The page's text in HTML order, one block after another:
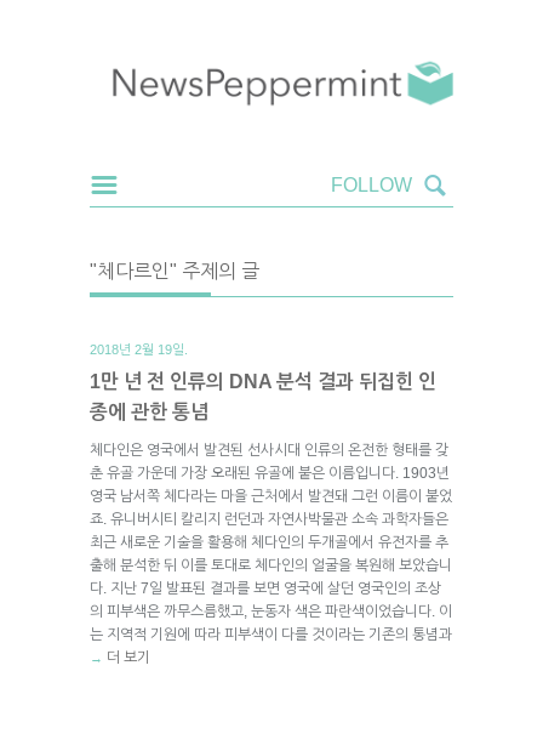
"체다르인" 주제의 글
2018년 2월 19일.
1만 년 전 인류의 DNA 분석 결과 뒤집힌 인
종에 관한 통념
체다인은 영국에서 발견된 선사시대 인류의 온전한 형태를 갖
춘 유골 가운데 가장 오래된 유골에 붙은 이름입니다. 1903년
영국 남서쪽 체다라는 마을 근처에서 발견돼 그런 이름이 붙었
죠. 유니버시티 칼리지 런던과 자연사박물관 소속 과학자들은
최근 새로운 기술을 활용해 체다인의 두개골에서 유전자를 추
출해 분석한 뒤 이를 토대로 체다인의 얼굴을 복원해 보았습니
다. 지난 7일 발표된 결과를 보면 영국에 살던 영국인의 조상
의 피부색은 까무스름했고, 눈동자 색은 파란색이었습니다. 이
는 지역적 기원에 따라 피부색이 다를 것이라는 기존의 통념과
→ 더 보기